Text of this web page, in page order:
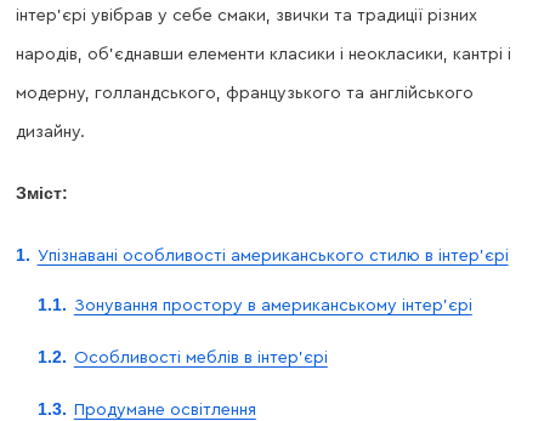
інтер’єрі увібрав у себе смаки, звички та традиції різних
народів, об’єднавши елементи класики і неокласики, кантрі і
модерну, голландського, французького та англійського
дизайну.
Зміст:
Упізнавані особливості американського стилю в інтер’єрі
Зонування простору в американському інтер’єрі
Особливості меблів в інтер’єрі
Продумане освітлення